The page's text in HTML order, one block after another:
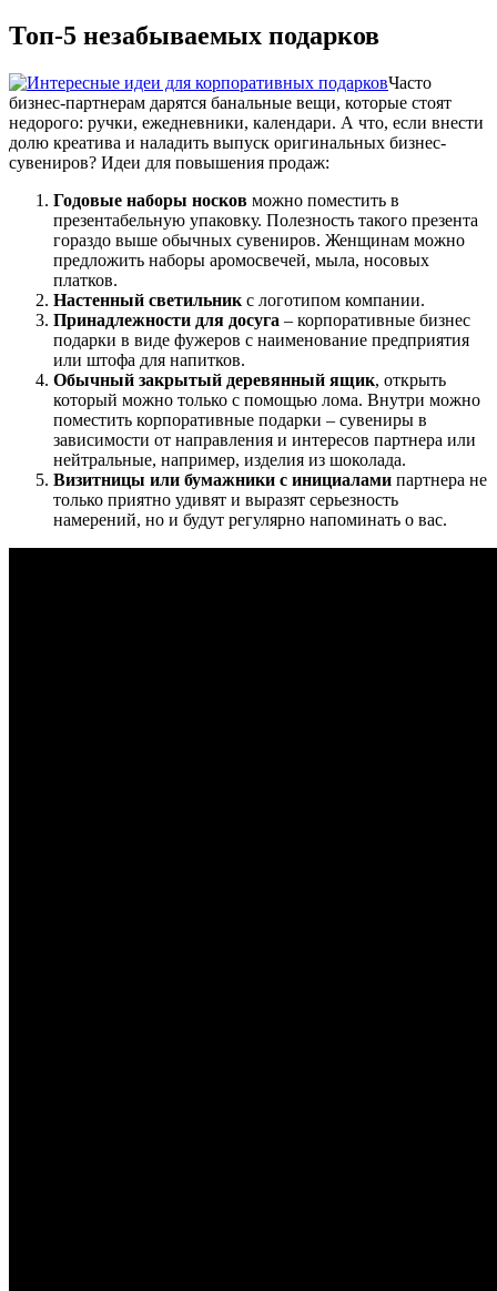
Топ-5 незабываемых подарков
Часто
бизнес-партнерам дарятся банальные вещи, которые стоят
недорого: ручки, ежедневники, календари. А что, если внести
долю креатива и наладить выпуск оригинальных бизнес-
сувениров? Идеи для повышения продаж:
Годовые наборы носков можно поместить в
презентабельную упаковку. Полезность такого презента
гораздо выше обычных сувениров. Женщинам можно
предложить наборы аромосвечей, мыла, носовых
платков.
Настенный светильник с логотипом компании.
Принадлежности для досуга – корпоративные бизнес
подарки в виде фужеров с наименование предприятия
или штофа для напитков.
Обычный закрытый деревянный ящик, открыть
который можно только с помощью лома. Внутри можно
поместить корпоративные подарки – сувениры в
зависимости от направления и интересов партнера или
нейтральные, например, изделия из шоколада.
Визитницы или бумажники с инициалами партнера не
только приятно удивят и выразят серьезность
намерений, но и будут регулярно напоминать о вас.